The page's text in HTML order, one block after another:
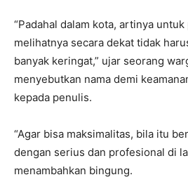
“Padahal dalam kota, artinya
melihatnya secara dekat tidak
banyak keringat,” ujar seorang
menyebutkan nama demi
kepada penulis.
“Agar bisa maksimalitas, bila itu
dengan serius dan profesional di
menambahkan bingung.